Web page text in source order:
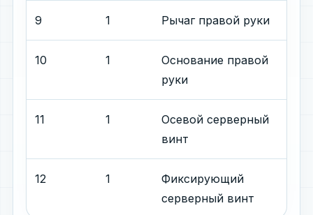
9 1 Рычаг правой руки
10 1
Основание правой
руки
11 1
Осевой серверный
винт
12 1
Фиксирующий
серверный винт